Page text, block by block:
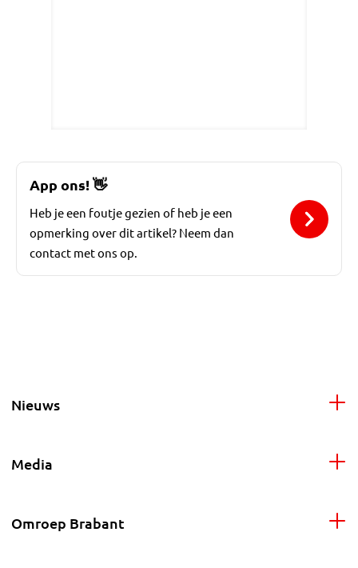
App ons!👋
Heb je een foutje gezien of heb je een
opmerking over dit artikel? Neem dan
contact met ons op.
Nieuws
Media
Omroep Brabant